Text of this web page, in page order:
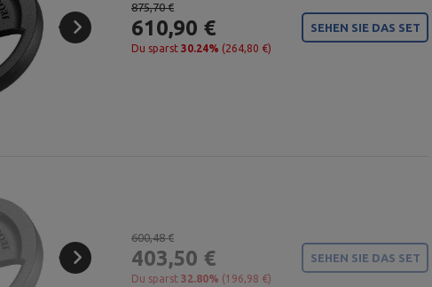
875,70 €
610,90 €
Du sparst 30.24% (264,80 €)
SEHEN SIE DAS SET
600,48 €
403,50 €
Du sparst 32.80% (196,98 €)
SEHEN SIE DAS SET